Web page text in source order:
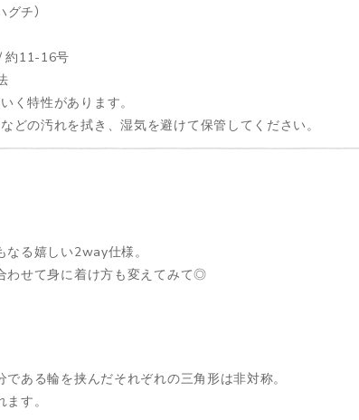
チ）
約11-16号
く特性があります。
どの汚れを拭き、湿気を避けて保管してください。
る嬉しい2way仕様。
わせて身に着け方も変えてみて◎
ある輪を挟んだそれぞれの三角形は非対称。
す。